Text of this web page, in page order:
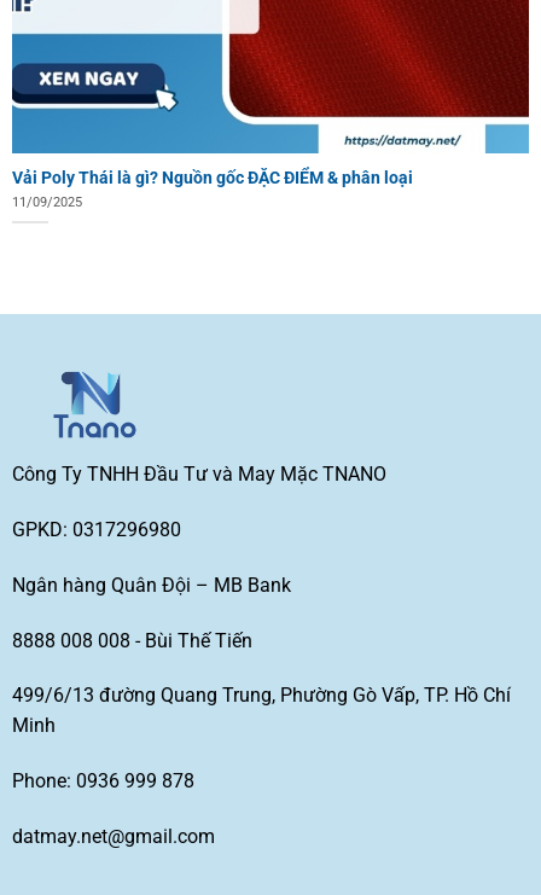
Vải Poly Thái là gì? Nguồn gốc ĐẶC ĐIỂM & phân loại
11/09/2025
Công Ty TNHH Đầu Tư và May Mặc TNANO
GPKD: 0317296980
Ngân hàng Quân Đội – MB Bank
8888 008 008 - Bùi Thế Tiến
499/6/13 đường Quang Trung, Phường Gò Vấp, TP. Hồ Chí
Minh
Phone: 0936 999 878
datmay.net@gmail.com